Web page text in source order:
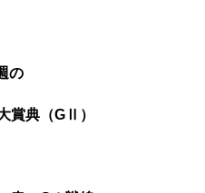
の
賞典（GⅡ）